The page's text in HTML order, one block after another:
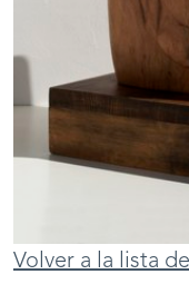
Volver a la lista